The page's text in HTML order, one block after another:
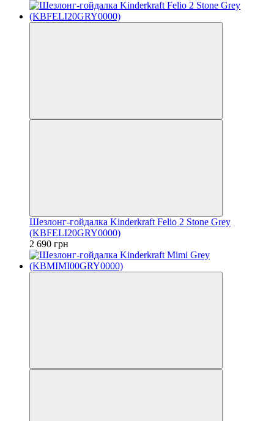
Шезлонг-гойдалка Kinderkraft Felio 2 Stone Grey
(KBFELI20GRY0000)
2 690 грн